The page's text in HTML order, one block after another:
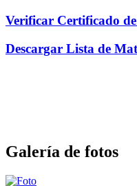
Verificar Certificado
Descargar Lista de
Galería de fotos